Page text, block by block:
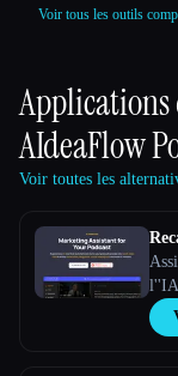
Voir tous les outils
AIdeaFlow
Voir toutes les